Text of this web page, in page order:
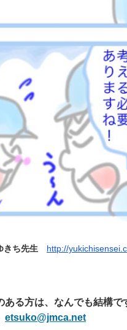
きち先生 http://
る方は、なんでも結構で
etsuko@jmca.net